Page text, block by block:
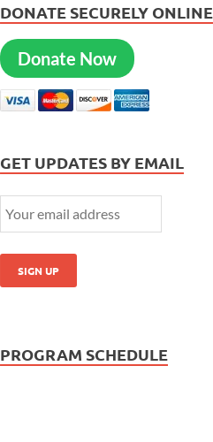
DONATE SECURELY ONLINE
Donate Now
GET UPDATES BY EMAIL
PROGRAM SCHEDULE